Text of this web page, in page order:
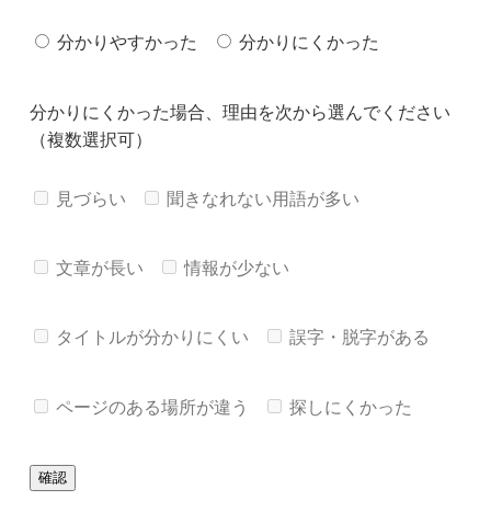
分かりやすかった 分かりにくかった
分かりにくかった場合、理由を次から選んでください
（複数選択可）
見づらい 聞きなれない用語が多い
文章が長い 情報が少ない
タイトルが分かりにくい 誤字・脱字がある
ページのある場所が違う 探しにくかった